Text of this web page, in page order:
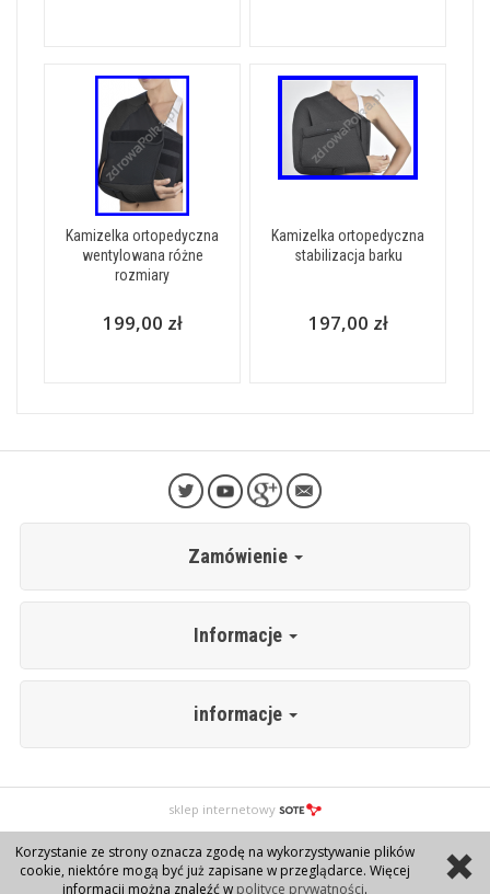
Kamizelka ortopedyczna
wentylowana różne
rozmiary
199,00 zł
Kamizelka ortopedyczna
stabilizacja barku
197,00 zł
Zamówienie
Informacje
informacje
sklep internetowy
Korzystanie ze strony oznacza zgodę na wykorzystywanie plików
cookie, niektóre mogą być już zapisane w przeglądarce. Więcej
informacji można znaleźć w polityce prywatności.